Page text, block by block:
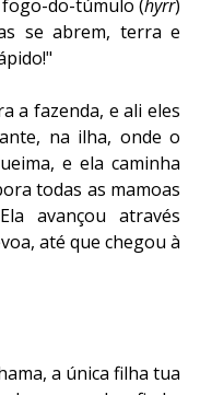
do-túmulo (hyrr)
se abrem, terra e
a fazenda, e ali eles
na ilha, onde o
e ela caminha
todas as mamoas
avançou através
até que chegou à
a única filha tua